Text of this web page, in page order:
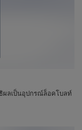
ธิผลเป็นอุปกรณ์ล็อคโบลท์